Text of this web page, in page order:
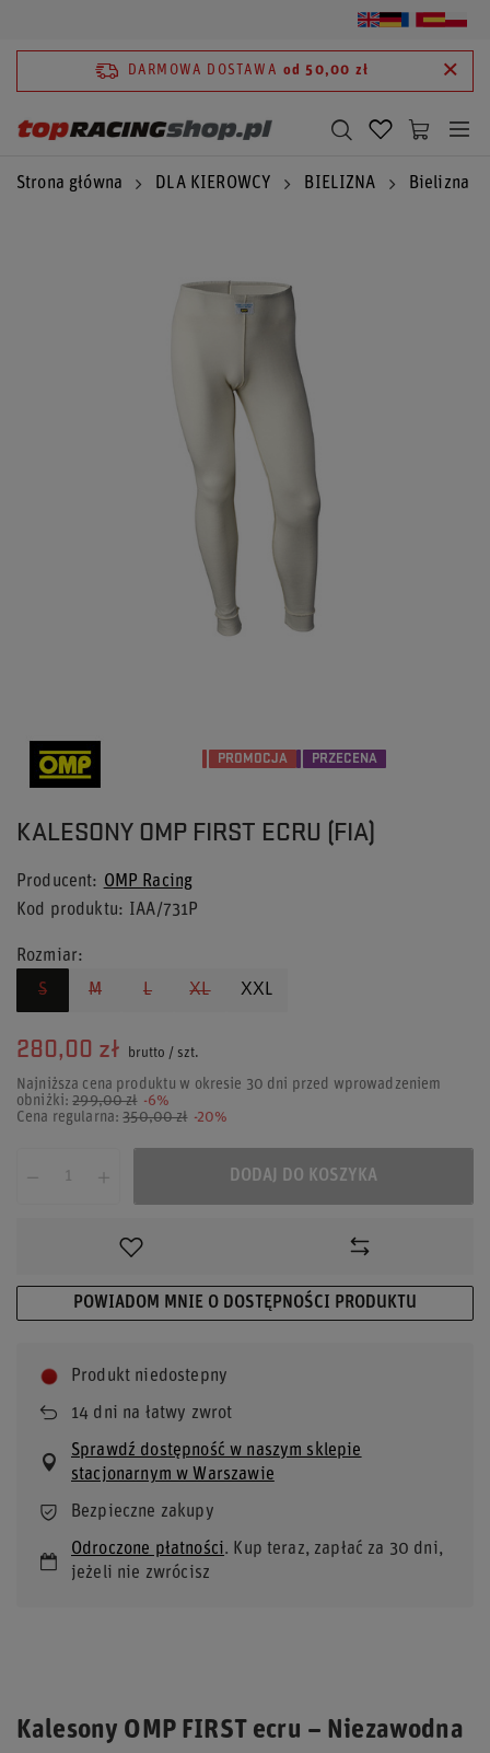
DARMOWA DOSTAWA od 50,00 zł
Strona główna DLA KIEROWCY BIELIZNA Bielizna
PROMOCJA PRZECENA
KALESONY OMP FIRST ECRU (FIA)
Producent
OMP Racing
Kod produktu
IAA/731P
Rozmiar
S
M L XL XXL
280,00 zł brutto / szt.
Najniższa cena produktu w okresie 30 dni przed wprowadzeniem
obniżki:299,00 zł -6%
Cena regularna:350,00 zł -20%
DODAJ DO KOSZYKA
POWIADOM MNIE O DOSTĘPNOŚCI PRODUKTU
Produkt niedostepny
14 dni na łatwy zwrot
Sprawdź dostępność w naszym sklepie
stacjonarnym w Warszawie
Bezpieczne zakupy
Odroczone płatności. Kup teraz, zapłać za 30 dni,
jeżeli nie zwrócisz
Kalesony OMP FIRST ecru – Niezawodna